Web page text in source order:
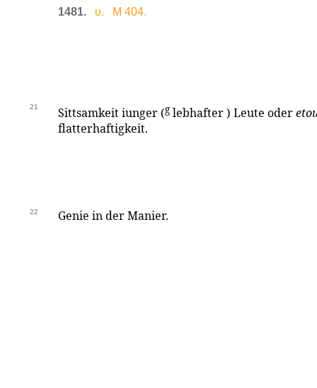
1481. υ. M 404.
21 Sittsamkeit iunger (g lebhafter ) Leute oder
flatterhaftigkeit.
22 Genie in der Manier.